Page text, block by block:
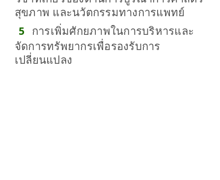
สุขภาพ และนวัตกรรมทางการแพทย์
การเพิ่มศักยภาพในการบริหารและ
จัดการทรัพยากรเพื่อรองรับการ
เปลี่ยนแปลง